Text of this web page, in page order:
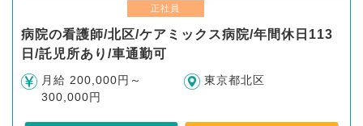
正社員
病院の看護師/北区/ケアミックス病院/年間休日113
日/託児所あり/車通勤可
月給 200,000円～
300,000円
東京都北区